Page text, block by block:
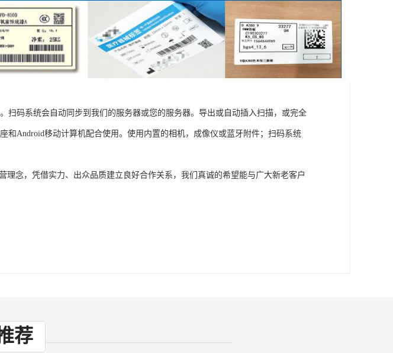
扫码系统会自动同步到我们的服务器或您的服务器。导出或自动插入扫描，或完全
和Android移动计算机配合使用。使用内置的相机，成像仪或蓝牙附件；扫码系统
理念，凭借实力、出众品质建立良好合作关系，我们真诚的希望能与广大新老客户
荐